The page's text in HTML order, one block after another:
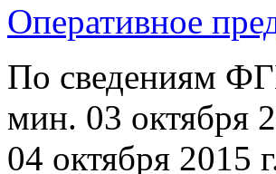
Оперативное
По сведениям
мин. 03 октября
04 октября 2015